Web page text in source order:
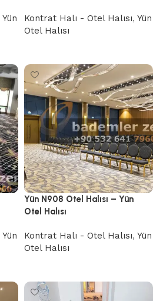
Yün
Kontrat Halı - Otel Halısı, Yün
Otel Halısı
Yün
Yün N908 Otel Halısı – Yün
Otel Halısı
Kontrat Halı - Otel Halısı, Yün
Otel Halısı